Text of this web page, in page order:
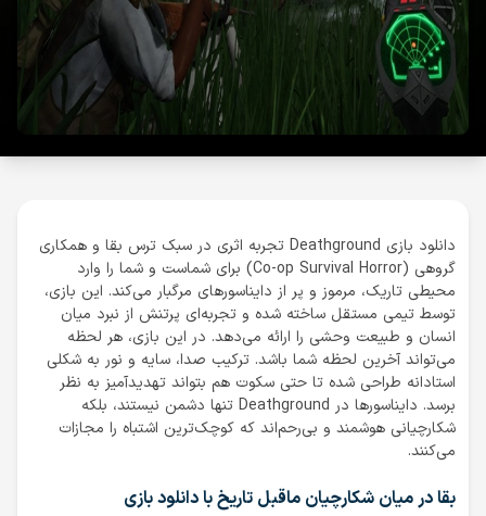
دانلود بازی Deathground تجربه اثری در سبک ترس بقا و همکاری
گروهی (Co-op Survival Horror) برای شماست و شما را وارد
محیطی تاریک، مرموز و پر از دایناسورهای مرگبار می‌کند. این بازی،
توسط تیمی مستقل ساخته شده و تجربه‌ای پرتنش از نبرد میان
انسان و طبیعت وحشی را ارائه می‌دهد. در این بازی، هر لحظه
می‌تواند آخرین لحظه شما باشد. ترکیب صدا، سایه و نور به شکلی
استادانه طراحی شده تا حتی سکوت هم بتواند تهدیدآمیز به نظر
برسد. دایناسورها در Deathground تنها دشمن نیستند، بلکه
شکارچیانی هوشمند و بی‌رحم‌اند که کوچک‌ترین اشتباه را مجازات
می‌کنند.
بقا در میان شکارچیان ماقبل تاریخ با دانلود بازی